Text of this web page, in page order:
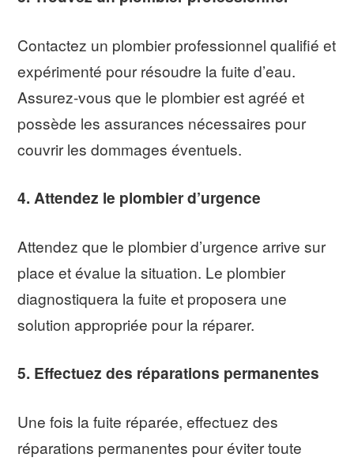
Contactez un plombier professionnel qualifié et
expérimenté pour résoudre la fuite d’eau.
Assurez-vous que le plombier est agréé et
possède les assurances nécessaires pour
couvrir les dommages éventuels.
4. Attendez le plombier d’urgence
Attendez que le plombier d’urgence arrive sur
place et évalue la situation. Le plombier
diagnostiquera la fuite et proposera une
solution appropriée pour la réparer.
5. Effectuez des réparations permanentes
Une fois la fuite réparée, effectuez des
réparations permanentes pour éviter toute